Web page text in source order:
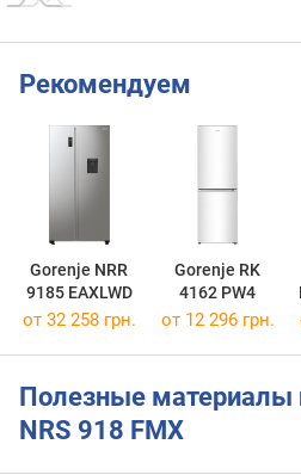
Рекомендуем
Gorenje NRR
9185 EAXLWD
Gorenje RK
4162 PW4
от 32 258 грн. от 12 296 грн.
Полезные материалы
NRS 918 FMX